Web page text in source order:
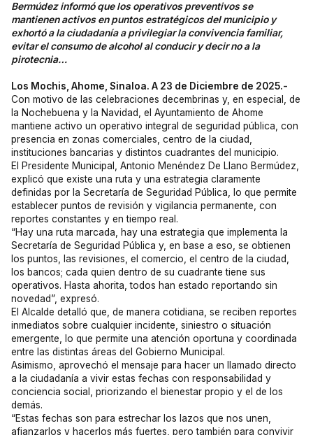
Bermúdez informó que los operativos preventivos se
mantienen activos en puntos estratégicos del municipio y
exhortó a la ciudadanía a privilegiar la convivencia familiar,
evitar el consumo de alcohol al conducir y decir no a la
pirotecnia…
Los Mochis, Ahome, Sinaloa. A 23 de Diciembre de 2025.-
Con motivo de las celebraciones decembrinas y, en especial, de
la Nochebuena y la Navidad, el Ayuntamiento de Ahome
mantiene activo un operativo integral de seguridad pública, con
presencia en zonas comerciales, centro de la ciudad,
instituciones bancarias y distintos cuadrantes del municipio.
El Presidente Municipal, Antonio Menéndez De Llano Bermúdez,
explicó que existe una ruta y una estrategia claramente
definidas por la Secretaría de Seguridad Pública, lo que permite
establecer puntos de revisión y vigilancia permanente, con
reportes constantes y en tiempo real.
“Hay una ruta marcada, hay una estrategia que implementa la
Secretaría de Seguridad Pública y, en base a eso, se obtienen
los puntos, las revisiones, el comercio, el centro de la ciudad,
los bancos; cada quien dentro de su cuadrante tiene sus
operativos. Hasta ahorita, todos han estado reportando sin
novedad”, expresó.
El Alcalde detalló que, de manera cotidiana, se reciben reportes
inmediatos sobre cualquier incidente, siniestro o situación
emergente, lo que permite una atención oportuna y coordinada
entre las distintas áreas del Gobierno Municipal.
Asimismo, aprovechó el mensaje para hacer un llamado directo
a la ciudadanía a vivir estas fechas con responsabilidad y
conciencia social, priorizando el bienestar propio y el de los
demás.
“Estas fechas son para estrechar los lazos que nos unen,
afianzarlos y hacerlos más fuertes, pero también para convivir